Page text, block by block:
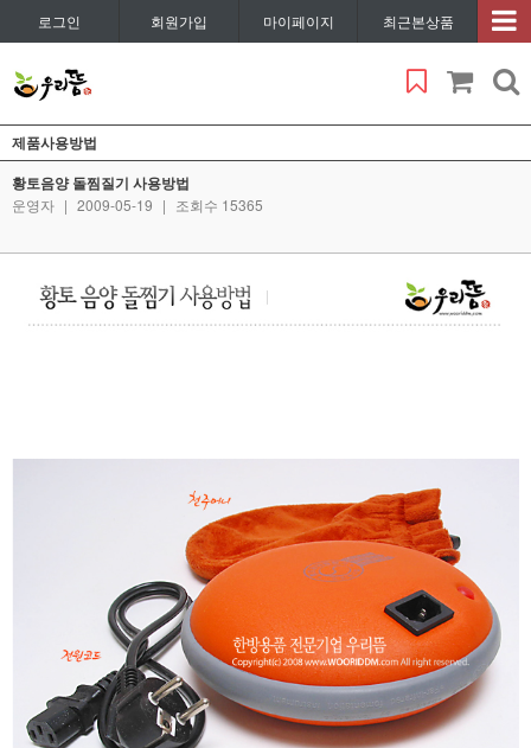
로그인 회원가입 마이페이지 최근본상품
제품사용방법
황토음양 돌찜질기 사용방법
운영자 | 2009-05-19 | 조회수 15365